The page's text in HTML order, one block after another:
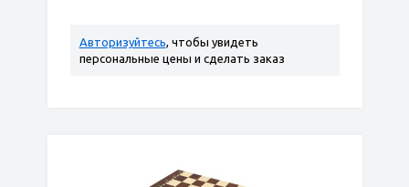
Авторизуйтесь, чтобы увидеть
персональные цены и сделать заказ